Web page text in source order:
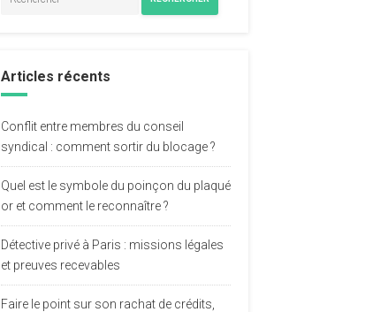
Articles récents
Conflit entre membres du conseil
syndical : comment sortir du blocage ?
Quel est le symbole du poinçon du plaqué
or et comment le reconnaître ?
Détective privé à Paris : missions légales
et preuves recevables
Faire le point sur son rachat de crédits,